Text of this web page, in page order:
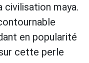
maya.
en popularité
cette perle